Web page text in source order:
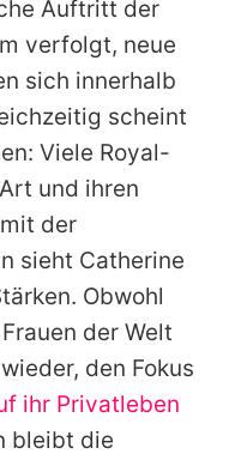
Auftritt der
verfolgt, neue
sich innerhalb
scheint
Viele Royal-
und ihren
der
sieht Catherine
Obwohl
der Welt
den Fokus
ihr Privatleben
bleibt die